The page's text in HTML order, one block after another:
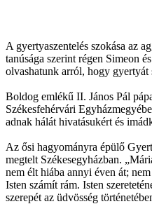
A gyertyaszentelés szokása az
tanúsága szerint régen Simeon
olvashatunk arról, hogy gyertyát
Boldog emlékű II. János Pál
Székesfehérvári
adnak hálát hivatásukért és
Az ősi hagyományra épülő
megtelt Székesegyházban.
nem élt hiába annyi éven át;
Isten számít rám. Isten
szerepét az üdvösség